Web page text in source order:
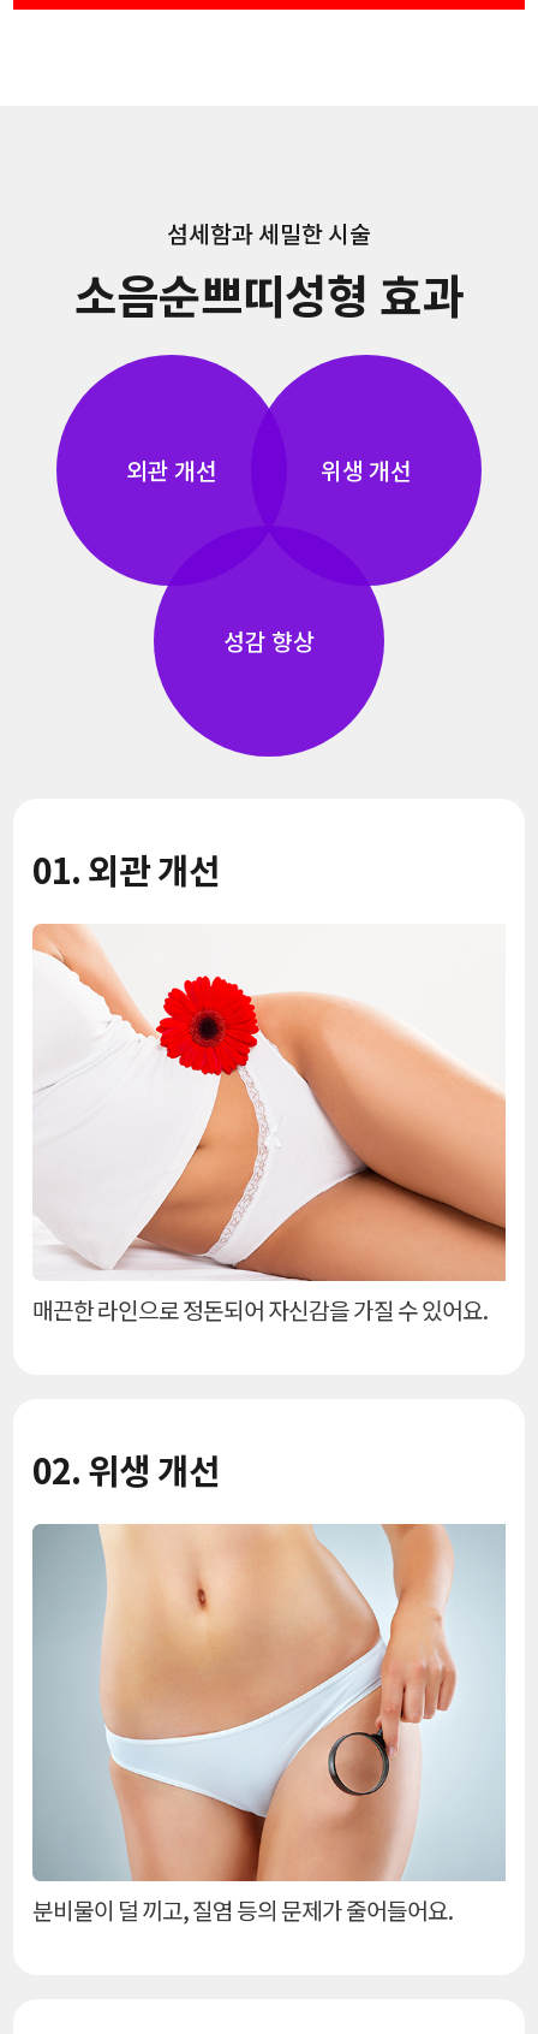
섬세함과 세밀한 시술
소음순쁘띠성형 효과
외관 개선 위생 개선
성감 향상
01. 외관 개선
매끈한 라인으로 정돈되어 자신감을 가질 수 있어요.
02. 위생 개선
분비물이 덜 끼고, 질염 등의 문제가 줄어들어요.